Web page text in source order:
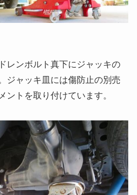
レンボルト真下にジャッキの
ジャッキ皿には傷防止の別売
ントを取り付けています。